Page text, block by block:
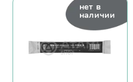
нет в
наличии